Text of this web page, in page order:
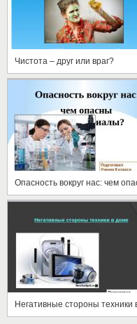
Чистота – друг или враг?